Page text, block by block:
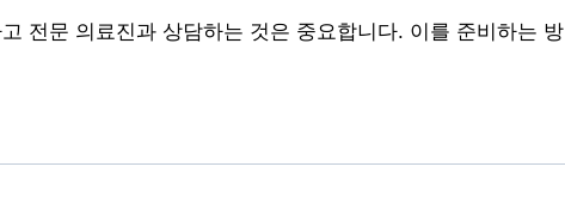
전문 의료진과 상담하는 것은 중요합니다. 이를 준비하는 방